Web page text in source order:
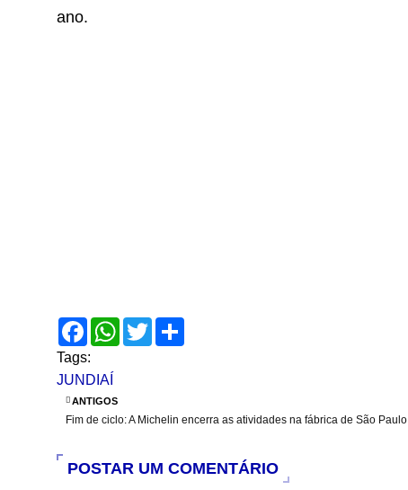
ano.
F
a
c
e
b
o
k
W
h
p
T
w
Tags:
JUNDIAÍ
ANTIGOS
Fim de ciclo: A Michelin encerra as atividades na fábrica de São Paulo
POSTAR UM COMENTÁRIO